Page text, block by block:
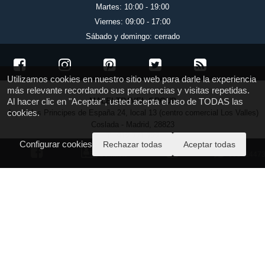
Contacto
Utilizamos cookies en nuestro sitio web para darle la experiencia
más relevante recordando sus preferencias y visitas repetidas.
Al hacer clic en "Aceptar", usted acepta el uso de TODAS las
cookies.
Configurar cookies Rechazar todas Aceptar todas
Martes: 10:00 - 19:00
Viernes: 09:00 - 17:00
Sábado y domingo: cerrado
MALEI TRAVEL GROUP
Av. de los Principes de España 24, local 13 (centro comercial Los Valles)
Coslada - Madrid, 28823
https://maleitravelgroup.com